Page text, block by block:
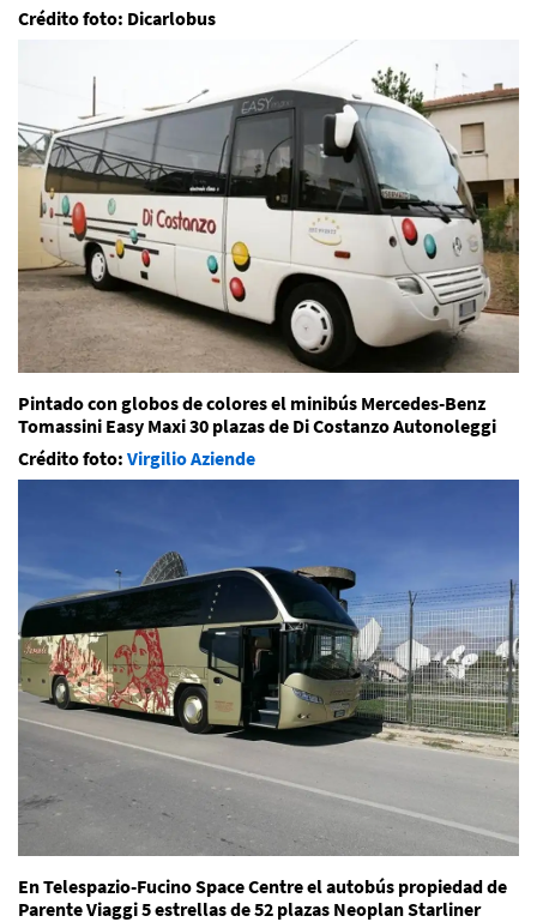
Crédito foto: Dicarlobus
Pintado con globos de colores el minibús Mercedes-Benz
Tomassini Easy Maxi 30 plazas de Di Costanzo Autonoleggi
Crédito foto: Virgilio Aziende
En Telespazio-Fucino Space Centre el autobús propiedad de
Parente Viaggi 5 estrellas de 52 plazas Neoplan Starliner